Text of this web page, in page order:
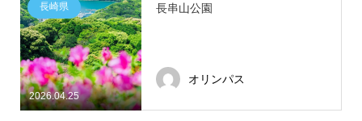
2026.04.25
長崎県 長串山公園
オリンパス